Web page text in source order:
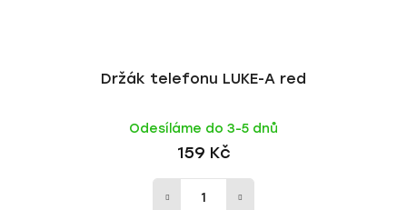
Držák telefonu LUKE-A red
Odesíláme do 3-5 dnů
159 Kč